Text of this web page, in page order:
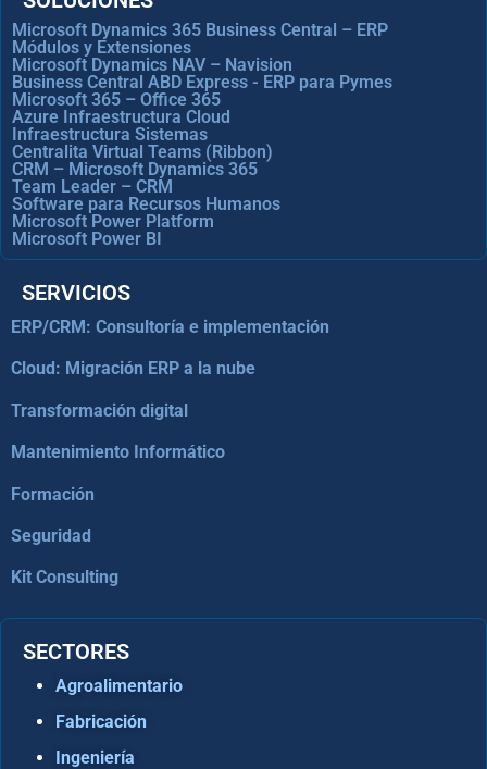
Microsoft Dynamics 365 Business Central – ERP
Módulos y Extensiones
Microsoft Dynamics NAV – Navision
Business Central ABD Express - ERP para Pymes
Microsoft 365 – Office 365
Azure Infraestructura Cloud
Infraestructura Sistemas
Centralita Virtual Teams (Ribbon)
CRM – Microsoft Dynamics 365
Team Leader – CRM
Software para Recursos Humanos
Microsoft Power Platform
Microsoft Power BI
SERVICIOS
ERP/CRM: Consultoría e implementación
Cloud: Migración ERP a la nube
Transformación digital
Mantenimiento Informático
Formación
Seguridad
Kit Consulting
SECTORES
Agroalimentario
Fabricación
Ingeniería